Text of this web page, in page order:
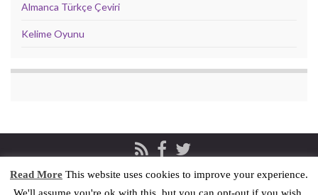
Almanca Türkçe Çeviri
Kelime Oyunu
Privacy & Cookies Policy İletişim
Read More This website uses cookies to improve your experience.